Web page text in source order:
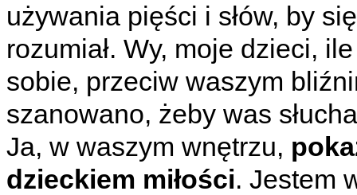
używania pięści i słów, by
rozumiał. Wy, moje dzieci,
sobie, przeciw waszym
szanowano, żeby was
Ja, w waszym wnętrzu,
dzieckiem miłości. Jestem